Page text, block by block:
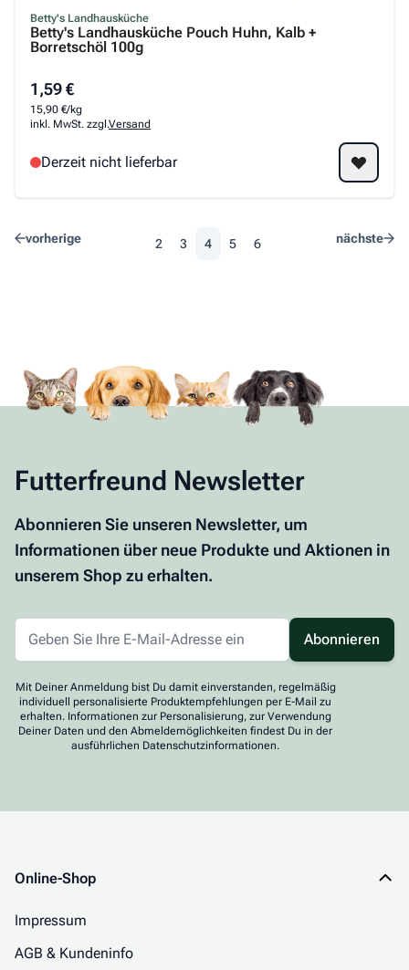
Betty's Landhausküche
Betty's Landhausküche Pouch Huhn, Kalb +
Borretschöl 100g
1,59 €
15,90 €/kg
inkl. MwSt. zzgl.Versand
Derzeit nicht lieferbar
vorherige
Seite
2
Seite
3
Sie lesen gerade die Seite
4
Seite
5
Seite
6 nächste
Futterfreund Newsletter
Abonnieren Sie unseren Newsletter, um
Informationen über neue Produkte und Aktionen in
unserem Shop zu erhalten.
Abonnieren
Mit Deiner Anmeldung bist Du damit einverstanden, regelmäßig
individuell personalisierte Produktempfehlungen per E-Mail zu
erhalten. Informationen zur Personalisierung, zur Verwendung
Deiner Daten und den Abmeldemöglichkeiten findest Du in der
ausführlichen Datenschutzinformationen.
Online-Shop
Impressum
AGB & Kundeninfo